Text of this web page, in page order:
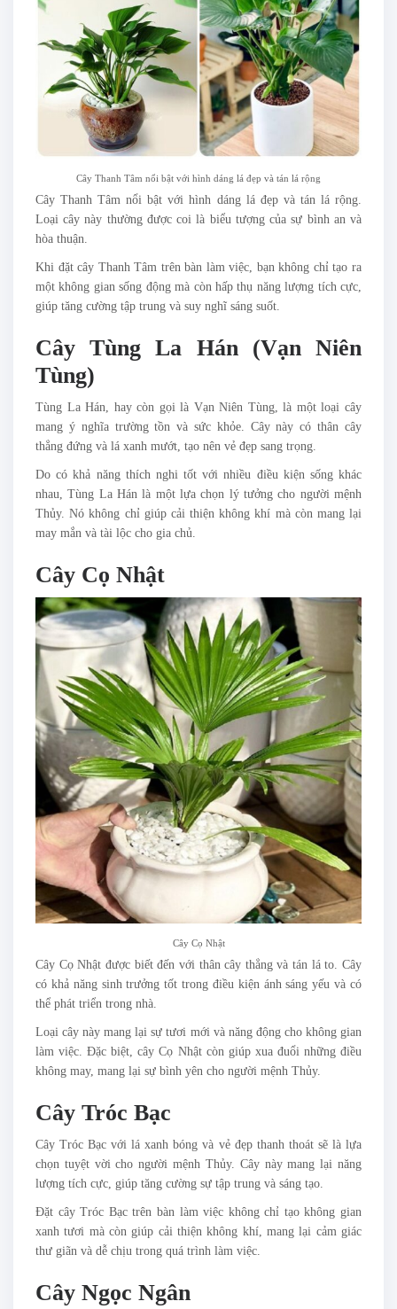
Cây Thanh Tâm nổi bật với hình dáng lá đẹp và tán lá rộng
Cây Thanh Tâm nổi bật với hình dáng lá đẹp và tán lá rộng.
Loại cây này thường được coi là biểu tượng của sự bình an và
hòa thuận.
Khi đặt cây Thanh Tâm trên bàn làm việc, bạn không chỉ tạo ra
một không gian sống động mà còn hấp thụ năng lượng tích cực,
giúp tăng cường tập trung và suy nghĩ sáng suốt.
Cây Tùng La Hán (Vạn Niên
Tùng)
Tùng La Hán, hay còn gọi là Vạn Niên Tùng, là một loại cây
mang ý nghĩa trường tồn và sức khỏe. Cây này có thân cây
thẳng đứng và lá xanh mướt, tạo nên vẻ đẹp sang trọng.
Do có khả năng thích nghi tốt với nhiều điều kiện sống khác
nhau, Tùng La Hán là một lựa chọn lý tưởng cho người mệnh
Thủy. Nó không chỉ giúp cải thiện không khí mà còn mang lại
may mắn và tài lộc cho gia chủ.
Cây Cọ Nhật
Cây Cọ Nhật
Cây Cọ Nhật được biết đến với thân cây thẳng và tán lá to. Cây
có khả năng sinh trưởng tốt trong điều kiện ánh sáng yếu và có
thể phát triển trong nhà.
Loại cây này mang lại sự tươi mới và năng động cho không gian
làm việc. Đặc biệt, cây Cọ Nhật còn giúp xua đuổi những điều
không may, mang lại sự bình yên cho người mệnh Thủy.
Cây Tróc Bạc
Cây Tróc Bạc với lá xanh bóng và vẻ đẹp thanh thoát sẽ là lựa
chọn tuyệt vời cho người mệnh Thủy. Cây này mang lại năng
lượng tích cực, giúp tăng cường sự tập trung và sáng tạo.
Đặt cây Tróc Bạc trên bàn làm việc không chỉ tạo không gian
xanh tươi mà còn giúp cải thiện không khí, mang lại cảm giác
thư giãn và dễ chịu trong quá trình làm việc.
Cây Ngọc Ngân